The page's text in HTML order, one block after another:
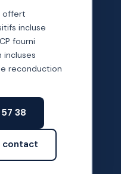
offert
incluse
fourni
incluses
reconduction
38
contact